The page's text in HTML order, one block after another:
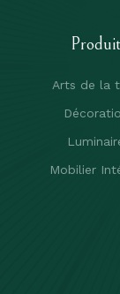
Arts de la
Mobilier